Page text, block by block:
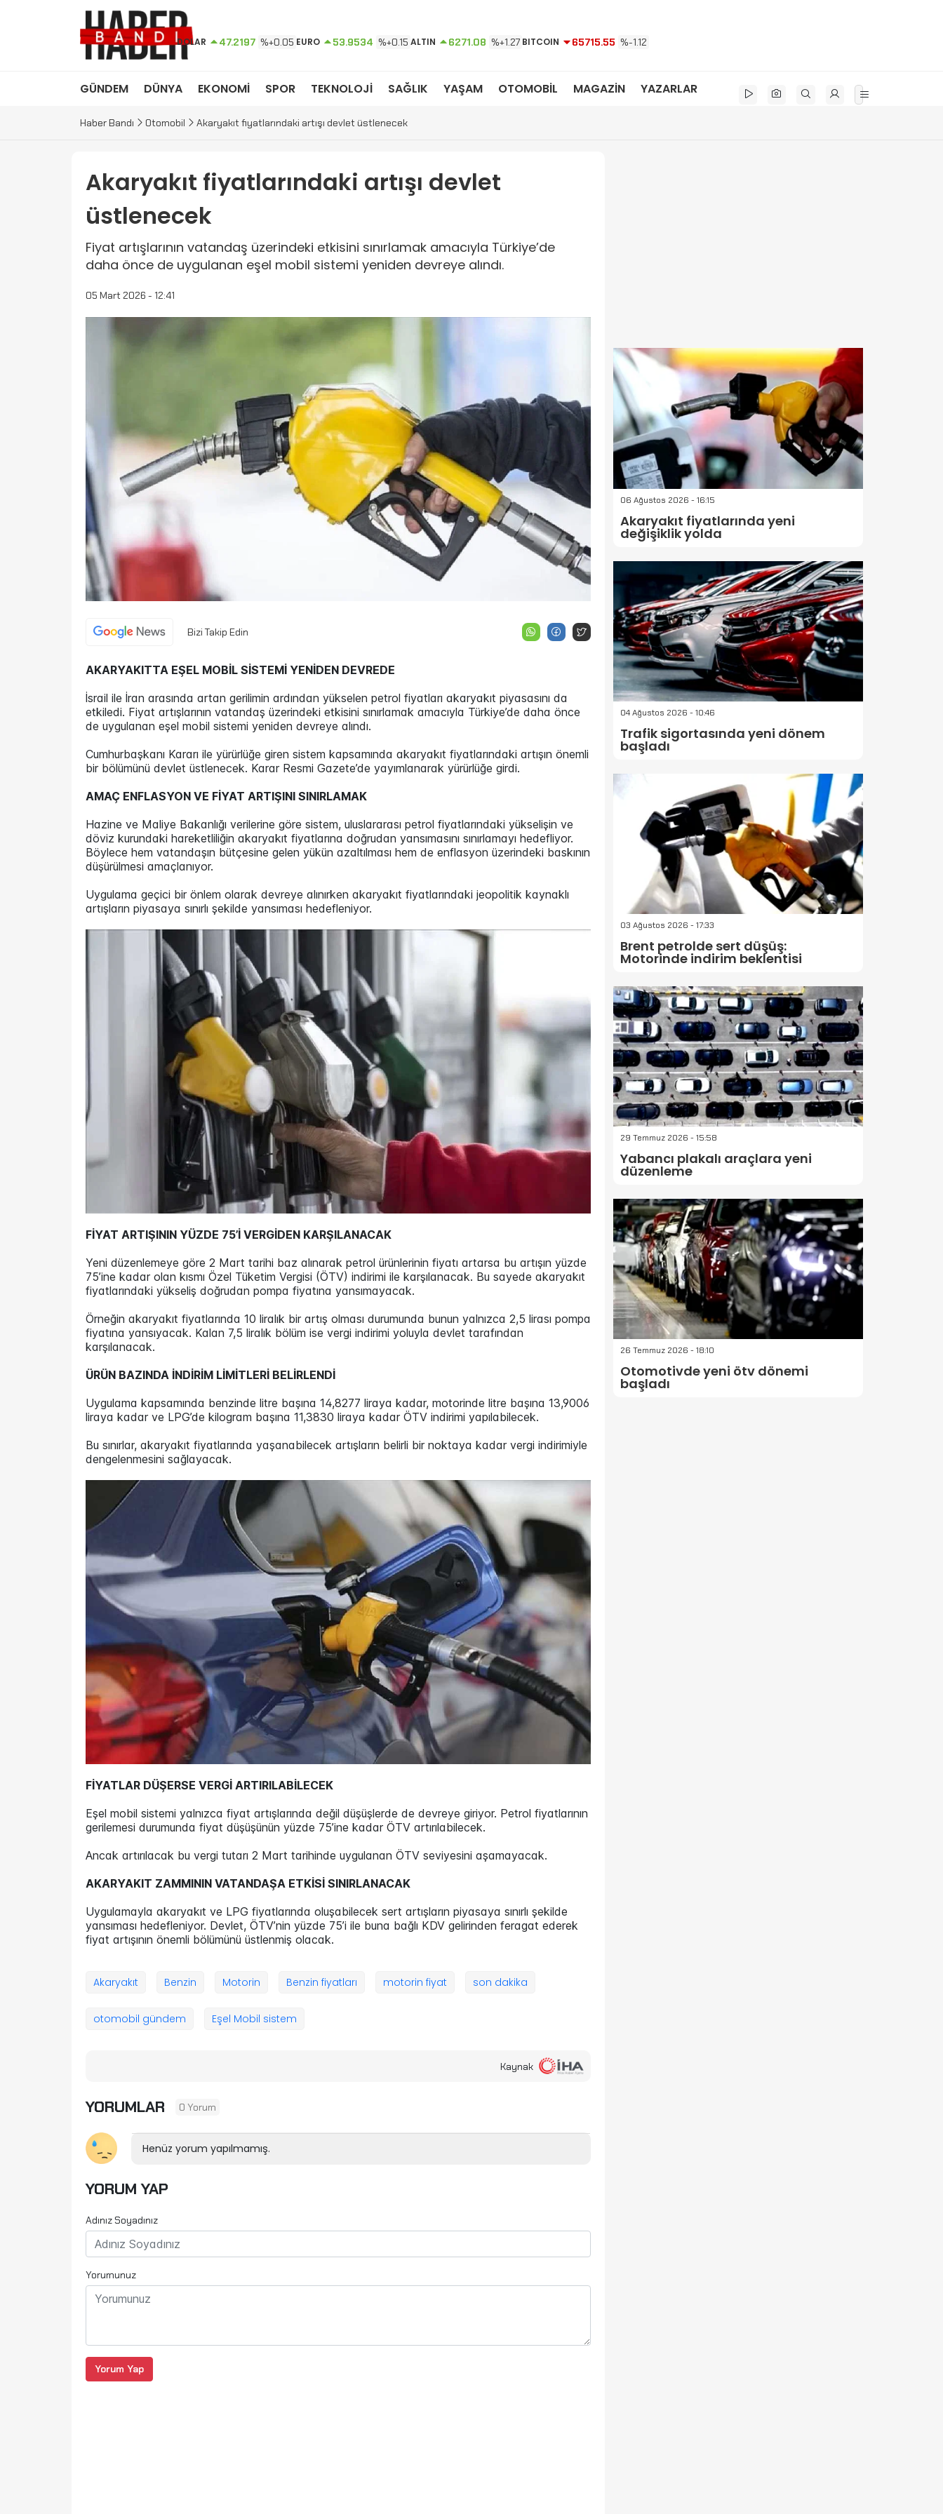
DOLAR 47.2197 %+0.05 EURO 53.9534 %+0.15 ALTIN 6271.08 %+1.27 BITCOIN 65715.55 %-1.12
GÜNDEM DÜNYA EKONOMİ SPOR TEKNOLOJİ SAĞLIK YAŞAM OTOMOBİL MAGAZİN YAZARLAR
Haber Bandı Otomobil Akaryakıt fiyatlarındaki artışı devlet üstlenecek
Akaryakıt fiyatlarındaki artışı devlet
üstlenecek
Fiyat artışlarının vatandaş üzerindeki etkisini sınırlamak amacıyla Türkiye’de
daha önce de uygulanan eşel mobil sistemi yeniden devreye alındı.
05 Mart 2026 - 12:41
Bizi Takip Edin
AKARYAKITTA EŞEL MOBİL SİSTEMİ YENİDEN DEVREDE
İsrail ile İran arasında artan gerilimin ardından yükselen petrol fiyatları akaryakıt piyasasını da
etkiledi. Fiyat artışlarının vatandaş üzerindeki etkisini sınırlamak amacıyla Türkiye’de daha önce
de uygulanan eşel mobil sistemi yeniden devreye alındı.
Cumhurbaşkanı Kararı ile yürürlüğe giren sistem kapsamında akaryakıt fiyatlarındaki artışın önemli
bir bölümünü devlet üstlenecek. Karar Resmi Gazete’de yayımlanarak yürürlüğe girdi.
AMAÇ ENFLASYON VE FİYAT ARTIŞINI SINIRLAMAK
Hazine ve Maliye Bakanlığı verilerine göre sistem, uluslararası petrol fiyatlarındaki yükselişin ve
döviz kurundaki hareketliliğin akaryakıt fiyatlarına doğrudan yansımasını sınırlamayı hedefliyor.
Böylece hem vatandaşın bütçesine gelen yükün azaltılması hem de enflasyon üzerindeki baskının
düşürülmesi amaçlanıyor.
Uygulama geçici bir önlem olarak devreye alınırken akaryakıt fiyatlarındaki jeopolitik kaynaklı
artışların piyasaya sınırlı şekilde yansıması hedefleniyor.
FİYAT ARTIŞININ YÜZDE 75’İ VERGİDEN KARŞILANACAK
Yeni düzenlemeye göre 2 Mart tarihi baz alınarak petrol ürünlerinin fiyatı artarsa bu artışın yüzde
75’ine kadar olan kısmı Özel Tüketim Vergisi (ÖTV) indirimi ile karşılanacak. Bu sayede akaryakıt
fiyatlarındaki yükseliş doğrudan pompa fiyatına yansımayacak.
Örneğin akaryakıt fiyatlarında 10 liralık bir artış olması durumunda bunun yalnızca 2,5 lirası pompa
fiyatına yansıyacak. Kalan 7,5 liralık bölüm ise vergi indirimi yoluyla devlet tarafından
karşılanacak.
ÜRÜN BAZINDA İNDİRİM LİMİTLERİ BELİRLENDİ
Uygulama kapsamında benzinde litre başına 14,8277 liraya kadar, motorinde litre başına 13,9006
liraya kadar ve LPG’de kilogram başına 11,3830 liraya kadar ÖTV indirimi yapılabilecek.
Bu sınırlar, akaryakıt fiyatlarında yaşanabilecek artışların belirli bir noktaya kadar vergi indirimiyle
dengelenmesini sağlayacak.
FİYATLAR DÜŞERSE VERGİ ARTIRILABİLECEK
Eşel mobil sistemi yalnızca fiyat artışlarında değil düşüşlerde de devreye giriyor. Petrol fiyatlarının
gerilemesi durumunda fiyat düşüşünün yüzde 75’ine kadar ÖTV artırılabilecek.
Ancak artırılacak bu vergi tutarı 2 Mart tarihinde uygulanan ÖTV seviyesini aşamayacak.
AKARYAKIT ZAMMININ VATANDAŞA ETKİSİ SINIRLANACAK
Uygulamayla akaryakıt ve LPG fiyatlarında oluşabilecek sert artışların piyasaya sınırlı şekilde
yansıması hedefleniyor. Devlet, ÖTV’nin yüzde 75’i ile buna bağlı KDV gelirinden feragat ederek
fiyat artışının önemli bölümünü üstlenmiş olacak.
Akaryakıt Benzin Motorin Benzin fiyatları motorin fiyat son dakika
otomobil gündem Eşel Mobil sistem
Kaynak
YORUMLAR 0 Yorum
Henüz yorum yapılmamış.
YORUM YAP
Adınız Soyadınız
Yorumunuz
Yorum Yap
06 Ağustos 2026 - 16:15
Akaryakıt fiyatlarında yeni
değişiklik yolda
04 Ağustos 2026 - 10:46
Trafik sigortasında yeni dönem
başladı
03 Ağustos 2026 - 17:33
Brent petrolde sert düşüş:
Motorinde indirim beklentisi
29 Temmuz 2026 - 15:58
Yabancı plakalı araçlara yeni
düzenleme
26 Temmuz 2026 - 18:10
Otomotivde yeni ötv dönemi
başladı